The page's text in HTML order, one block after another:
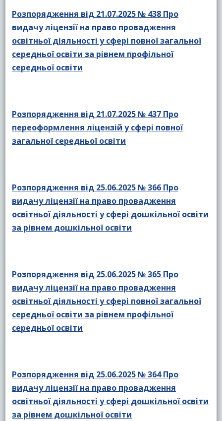
Розпорядження від 21.07.2025 № 438 Про
видачу ліцензії на право провадження
освітньої діяльності у сфері повної загальної
середньої освіти за рівнем профільної
середньої освіти
Розпорядження від 21.07.2025 № 437 Про
переоформлення ліцензій у сфері повної
загальної середньої освіти
Розпорядження від 25.06.2025 № 366 Про
видачу ліцензії на право провадження
освітньої діяльності у сфері дошкільної освіти
за рівнем дошкільної освіти
Розпорядження від 25.06.2025 № 365 Про
видачу ліцензії на право провадження
освітньої діяльності у сфері повної загальної
середньої освіти за рівнем профільної
середньої освіти
Розпорядження від 25.06.2025 № 364 Про
видачу ліцензії на право провадження
освітньої діяльності у сфері дошкільної освіти
за рівнем дошкільної освіти